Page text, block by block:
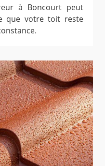
à Boncourt peut
que votre toit reste